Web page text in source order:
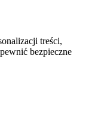
treści,
bezpieczne